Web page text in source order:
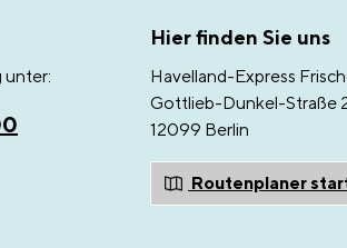
unter:
Hier finden Sie uns
Havelland-Express
Gottlieb-Dunkel-Straße
12099 Berlin
Routenplaner